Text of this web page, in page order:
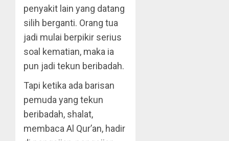
penyakit lain yang datang
silih berganti. Orang tua
jadi mulai berpikir serius
soal kematian, maka ia
pun jadi tekun beribadah.
Tapi ketika ada barisan
pemuda yang tekun
beribadah, shalat,
membaca Al Qur’an, hadir